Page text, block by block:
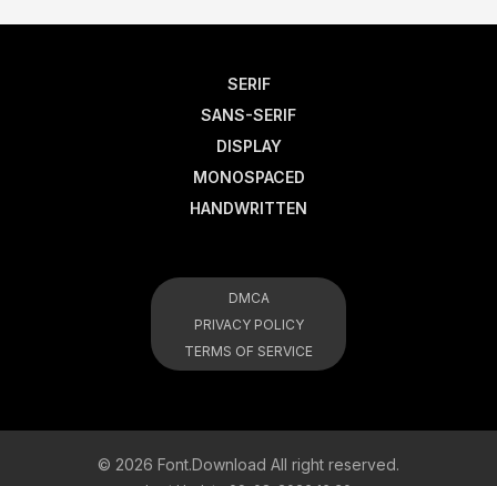
SERIF
SANS-SERIF
DISPLAY
MONOSPACED
HANDWRITTEN
DMCA
PRIVACY POLICY
TERMS OF SERVICE
© 2026 Font.Download All right reserved.